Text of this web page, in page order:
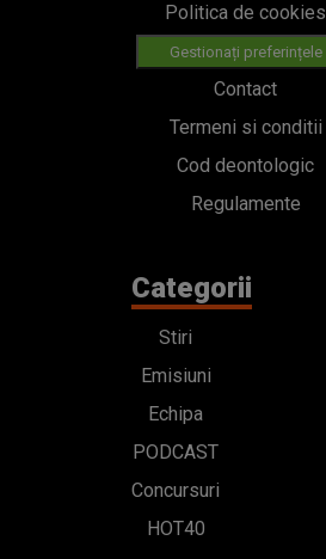
Politica de cookies
Gestionați preferințele
Contact
Termeni si conditii
Cod deontologic
Regulamente
Categorii
Stiri
Emisiuni
Echipa
PODCAST
Concursuri
HOT40